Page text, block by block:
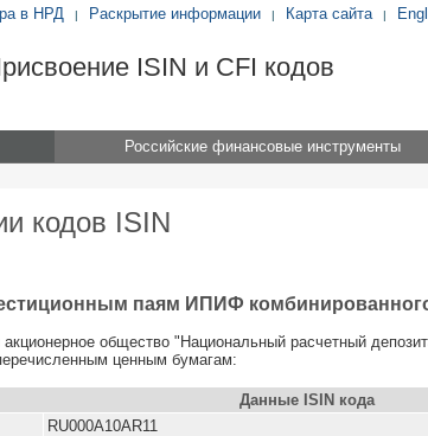
в НРД | Раскрытие информации | Карта сайта |
ISIN и CFI кодов
Российские финансовые инструменты
кодов ISIN
паям ИПИФ
акционерное общество "Национальный расчетный
ценным бумагам:
Данные ISIN кода
RU000A10AR11